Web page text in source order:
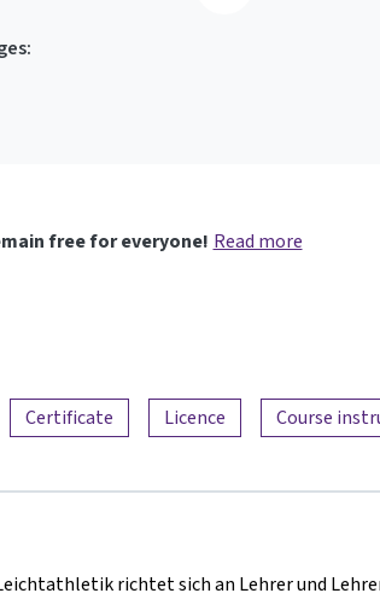
free for everyone! Read more
Certificate Licence Course
richtet sich an Lehrer und